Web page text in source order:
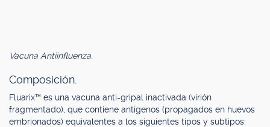
Vacuna Antiinfluenza.
Composición.
Fluarix™ es una vacuna anti-gripal inactivada (virión
fragmentado), que contiene antígenos (propagados en huevos
embrionados) equivalentes a los siguientes tipos y subtipos: